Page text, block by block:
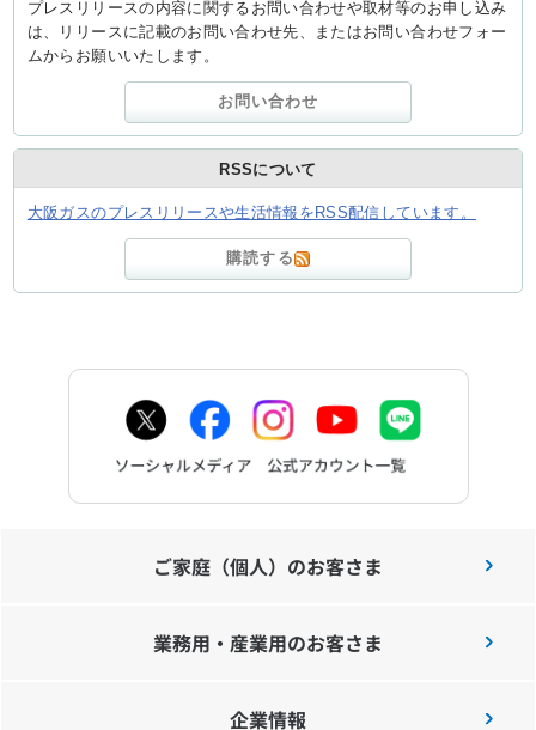
プレスリリースの内容に関するお問い合わせや取材等のお申し込み
は、リリースに記載のお問い合わせ先、またはお問い合わせフォー
ムからお願いいたします。
お問い合わせ
RSSについて
大阪ガスのプレスリリースや生活情報をRSS配信しています。
購読する
ご家庭（個人）のお客さま
業務用・産業用のお客さま
企業情報